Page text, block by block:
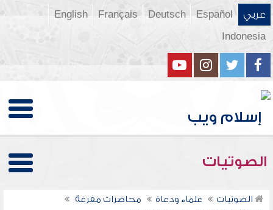
عربي Español
Deutsch
Français
English
Indonesia
الصوتيات
الصوتيات علماء ودعاة
محاضرات مفرغة